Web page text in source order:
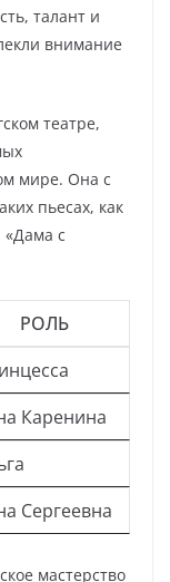
талант и
внимание
театре,
мире. Она с
пьесах, как
«Дама с
РОЛЬ
Каренина
Сергеевна
мастерство